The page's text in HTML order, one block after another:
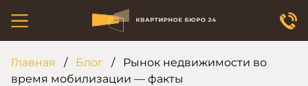
Главная / Блог / Рынок недвижимости во
время мобилизации — факты